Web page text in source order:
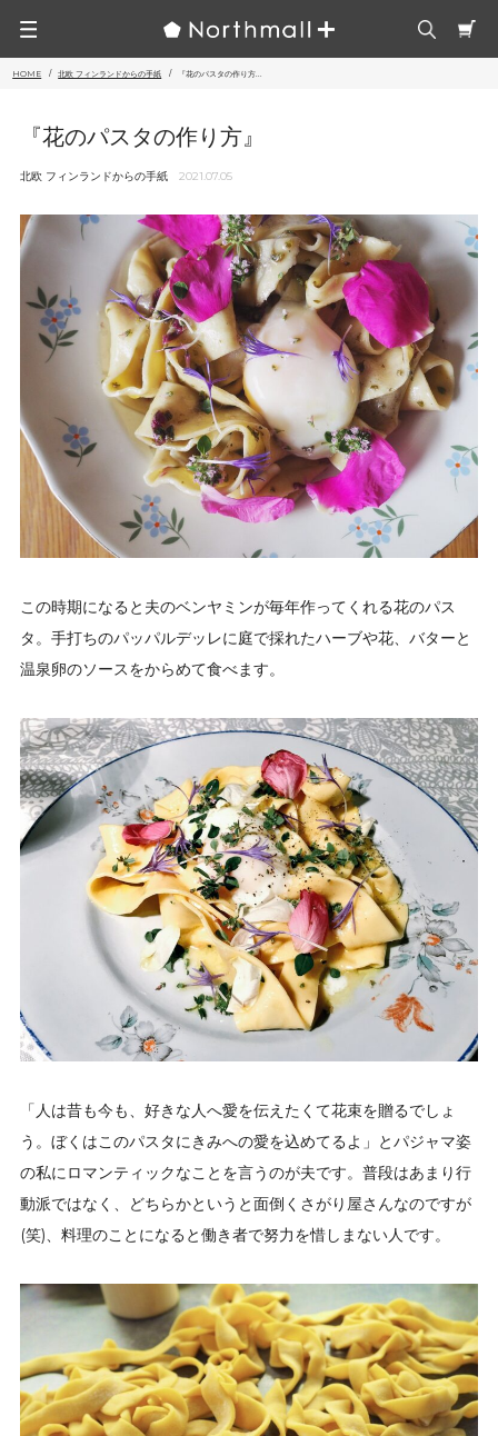
HOME 北欧 フィンランドからの手紙 『花のパスタの作り方...
『花のパスタの作り方』
北欧 フィンランドからの手紙 2021.07.05
この時期になると夫のベンヤミンが毎年作ってくれる花のパス
タ。手打ちのパッパルデッレに庭で採れたハーブや花、バターと
温泉卵のソースをからめて食べます。
「人は昔も今も、好きな人へ愛を伝えたくて花束を贈るでしょ
う。ぼくはこのパスタにきみへの愛を込めてるよ」とパジャマ姿
の私にロマンティックなことを言うのが夫です。普段はあまり行
動派ではなく、どちらかというと面倒くさがり屋さんなのですが
(笑)、料理のことになると働き者で努力を惜しまない人です。